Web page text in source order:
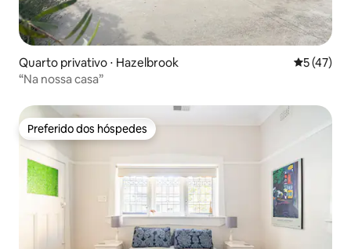
Quarto privativo ⋅ Hazelbrook 5 de uma
5 (47)
“Na nossa casa”
Preferido dos hóspedes
Preferido dos hóspedes